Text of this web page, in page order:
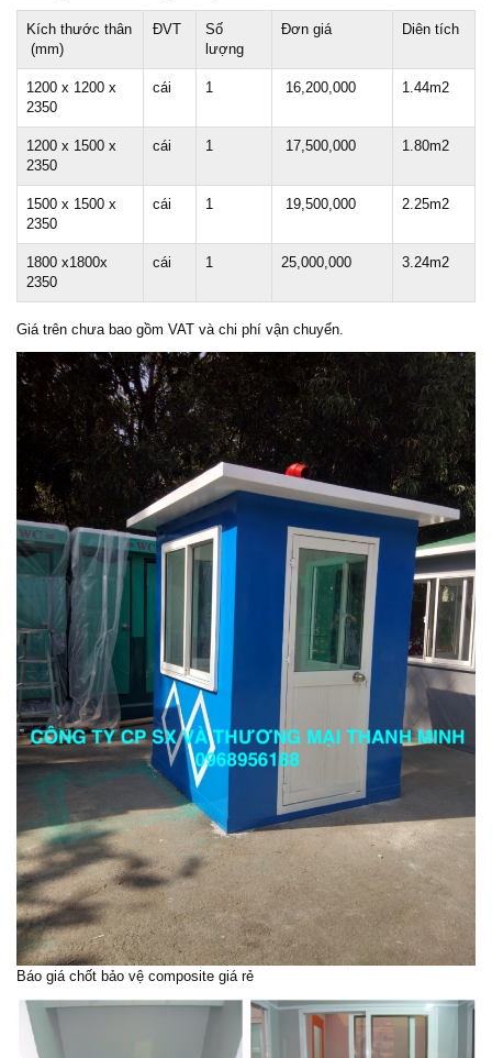
Kích thước thân
(mm)
ĐVT
Số
lượng
Đơn giá Diên tích
1200 x 1200 x
2350
cái 1 16,200,000 1.44m2
1200 x 1500 x
2350
cái 1 17,500,000 1.80m2
1500 x 1500 x
2350
cái 1 19,500,000 2.25m2
1800 x1800x
2350
cái 1 25,000,000 3.24m2
Giá trên chưa bao gồm VAT và chi phí vận chuyển.
Báo giá chốt bảo vệ composite giá rẻ